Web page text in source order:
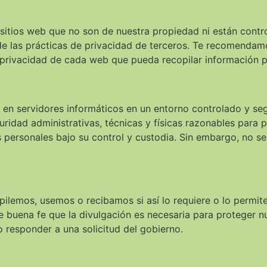
web que no son de nuestra propiedad ni están
las prácticas de privacidad de terceros. Te
de cada web que pueda recopilar información
servidores informáticos en un entorno controlado y
administrativas, técnicas y físicas razonables
bajo su control y custodia. Sin embargo, no
usemos o recibamos si así lo requiere o lo
buena fe que la divulgación es necesaria para proteger
a una solicitud del gobierno.